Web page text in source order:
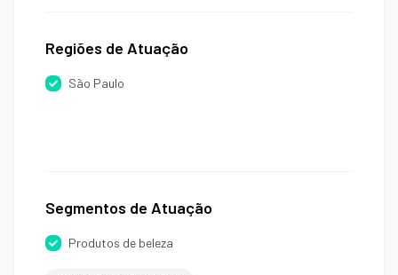
Regiões de Atuação
São Paulo
Segmentos de Atuação
Produtos de beleza